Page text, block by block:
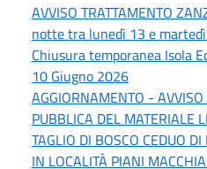
AVVISO TRATTAMENTO
notte tra lunedì 13 e
Chiusura temporanea Isola
10 Giugno 2026
AGGIORNAMENTO -
PUBBLICA DEL MATERIALE
TAGLIO DI BOSCO CEDUO
IN LOCALITÀ PIANI